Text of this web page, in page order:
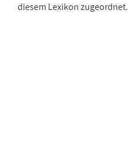
diesem Lexikon zugeordnet.